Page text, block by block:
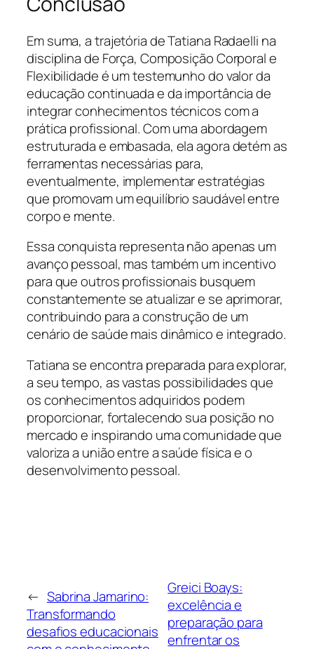
Em suma, a trajetória de Tatiana Radaelli na
disciplina de Força, Composição Corporal e
Flexibilidade é um testemunho do valor da
educação continuada e da importância de
integrar conhecimentos técnicos com a
prática profissional. Com uma abordagem
estruturada e embasada, ela agora detém as
ferramentas necessárias para,
eventualmente, implementar estratégias
que promovam um equilíbrio saudável entre
corpo e mente.
Essa conquista representa não apenas um
avanço pessoal, mas também um incentivo
para que outros profissionais busquem
constantemente se atualizar e se aprimorar,
contribuindo para a construção de um
cenário de saúde mais dinâmico e integrado.
Tatiana se encontra preparada para explorar,
a seu tempo, as vastas possibilidades que
os conhecimentos adquiridos podem
proporcionar, fortalecendo sua posição no
mercado e inspirando uma comunidade que
valoriza a união entre a saúde física e o
desenvolvimento pessoal.
← Sabrina Jamarino:
Transformando
desafios educacionais
Greici Boays:
excelência e
preparação para
enfrentar os